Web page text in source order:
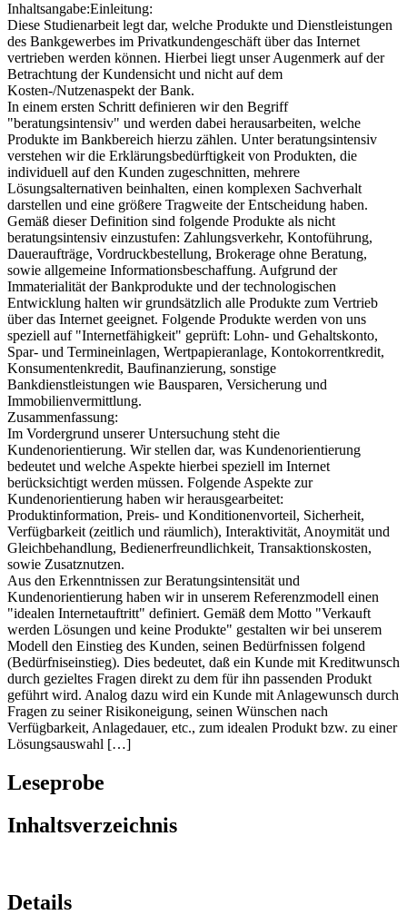
Inhaltsangabe:Einleitung:
Diese Studienarbeit legt dar, welche Produkte und Dienstleistungen
des Bankgewerbes im Privatkundengeschäft über das Internet
vertrieben werden können. Hierbei liegt unser Augenmerk auf der
Betrachtung der Kundensicht und nicht auf dem
Kosten-/Nutzenaspekt der Bank.
In einem ersten Schritt definieren wir den Begriff
"beratungsintensiv" und werden dabei herausarbeiten, welche
Produkte im Bankbereich hierzu zählen. Unter beratungsintensiv
verstehen wir die Erklärungsbedürftigkeit von Produkten, die
individuell auf den Kunden zugeschnitten, mehrere
Lösungsalternativen beinhalten, einen komplexen Sachverhalt
darstellen und eine größere Tragweite der Entscheidung haben.
Gemäß dieser Definition sind folgende Produkte als nicht
beratungsintensiv einzustufen: Zahlungsverkehr, Kontoführung,
Daueraufträge, Vordruckbestellung, Brokerage ohne Beratung,
sowie allgemeine Informationsbeschaffung. Aufgrund der
Immaterialität der Bankprodukte und der technologischen
Entwicklung halten wir grundsätzlich alle Produkte zum Vertrieb
über das Internet geeignet. Folgende Produkte werden von uns
speziell auf "Internetfähigkeit" geprüft: Lohn- und Gehaltskonto,
Spar- und Termineinlagen, Wertpapieranlage, Kontokorrentkredit,
Konsumentenkredit, Baufinanzierung, sonstige
Bankdienstleistungen wie Bausparen, Versicherung und
Immobilienvermittlung.
Zusammenfassung:
Im Vordergrund unserer Untersuchung steht die
Kundenorientierung. Wir stellen dar, was Kundenorientierung
bedeutet und welche Aspekte hierbei speziell im Internet
berücksichtigt werden müssen. Folgende Aspekte zur
Kundenorientierung haben wir herausgearbeitet:
Produktinformation, Preis- und Konditionenvorteil, Sicherheit,
Verfügbarkeit (zeitlich und räumlich), Interaktivität, Anoymität und
Gleichbehandlung, Bedienerfreundlichkeit, Transaktionskosten,
sowie Zusatznutzen.
Aus den Erkenntnissen zur Beratungsintensität und
Kundenorientierung haben wir in unserem Referenzmodell einen
"idealen Internetauftritt" definiert. Gemäß dem Motto "Verkauft
werden Lösungen und keine Produkte" gestalten wir bei unserem
Modell den Einstieg des Kunden, seinen Bedürfnissen folgend
(Bedürfniseinstieg). Dies bedeutet, daß ein Kunde mit Kreditwunsch
durch gezieltes Fragen direkt zu dem für ihn passenden Produkt
geführt wird. Analog dazu wird ein Kunde mit Anlagewunsch durch
Fragen zu seiner Risikoneigung, seinen Wünschen nach
Verfügbarkeit, Anlagedauer, etc., zum idealen Produkt bzw. zu einer
Lösungsauswahl […]
Leseprobe
Inhaltsverzeichnis
Details